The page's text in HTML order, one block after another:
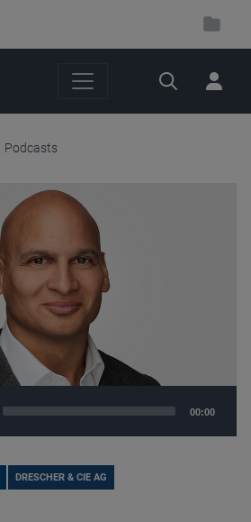
Suche
Podcasts
00:00
DRESCHER & CIE AG